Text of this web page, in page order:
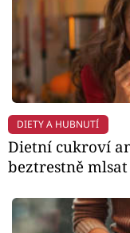
Přihlášení
Sledujte nás
DIETY A HUBNUTÍ
Dietní cukroví
beztrestně mlsat